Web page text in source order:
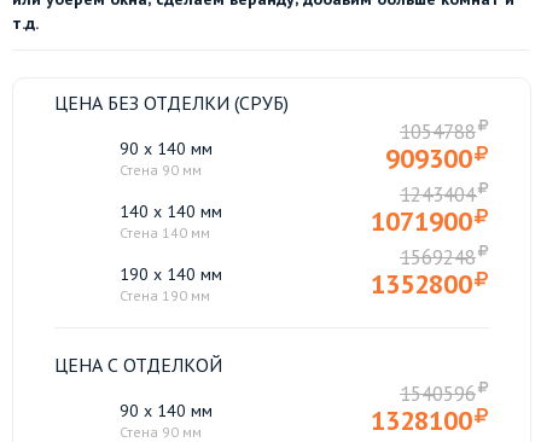
т.д.
ЦЕНА БЕЗ ОТДЕЛКИ (СРУБ)
90 x 140 мм
Стена 90 мм
1054788
909300
140 x 140 мм
Стена 140 мм
1243404
1071900
190 x 140 мм
Стена 190 мм
1569248
1352800
ЦЕНА С ОТДЕЛКОЙ
90 x 140 мм
Стена 90 мм
1540596
1328100